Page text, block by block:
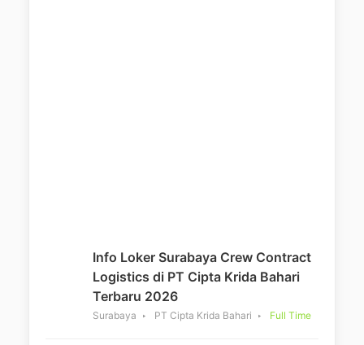
Info Loker Surabaya Crew Contract
Logistics di PT Cipta Krida Bahari
Terbaru 2026
Surabaya PT Cipta Krida Bahari Full Time